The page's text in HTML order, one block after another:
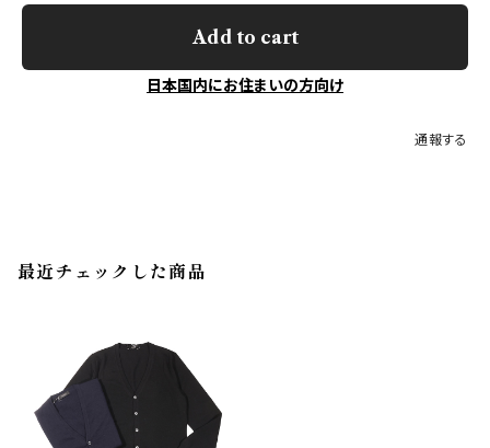
Add to cart
日本国内にお住まいの方向け
通報する
最近チェックした商品